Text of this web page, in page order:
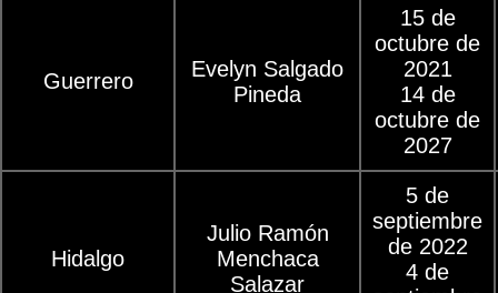
Guerrero
Evelyn Salgado
Pineda
15 de
octubre de
2021
14 de
octubre de
2027
Hidalgo
Julio Ramón
Menchaca
Salazar
5 de
septiembre
de 2022
4 de